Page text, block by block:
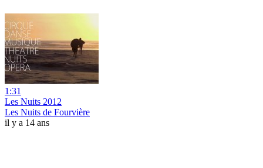
1:31
Les Nuits 2012
Les Nuits de Fourvière
il y a 14 ans